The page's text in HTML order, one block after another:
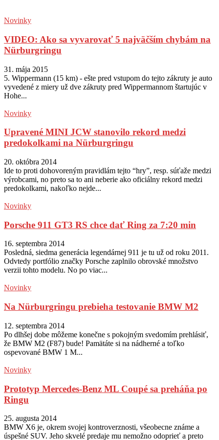
Novinky
VIDEO: Ako sa vyvarovať 5 najväčším chybám na
Nürburgringu
31. mája 2015
5. Wippermann (15 km) - ešte pred vstupom do tejto zákruty je auto
vyvedené z miery už dve zákruty pred Wippermannom štartujúc v
Hohe...
Novinky
Upravené MINI JCW stanovilo rekord medzi
predokolkami na Nürburgringu
20. októbra 2014
Ide to proti dohovoreným pravidlám tejto “hry”, resp. súťaže medzi
výrobcami, no preto sa to ani neberie ako oficiálny rekord medzi
predokolkami, nakoľko nejde...
Novinky
Porsche 911 GT3 RS chce dať Ring za 7:20 min
16. septembra 2014
Posledná, siedma generácia legendárnej 911 je tu už od roku 2011.
Odvtedy portfólio značky Porsche zaplnilo obrovské množstvo
verzii tohto modelu. No po viac...
Novinky
Na Nürburgringu prebieha testovanie BMW M2
12. septembra 2014
Po dlhšej dobe môžeme konečne s pokojným svedomím prehlásiť,
že BMW M2 (F87) bude! Pamätáte si na nádherné a toľko
ospevované BMW 1 M...
Novinky
Prototyp Mercedes-Benz ML Coupé sa preháňa po
Ringu
25. augusta 2014
BMW X6 je, okrem svojej kontroverznosti, všeobecne známe a
úspešné SUV. Jeho skvelé predaje mu nemožno odoprieť a preto